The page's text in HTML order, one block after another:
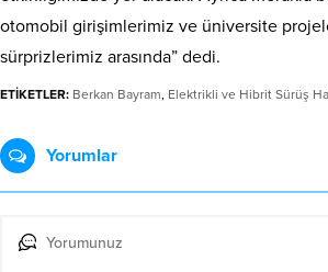
otomobil girişimlerimiz ve üniversite
sürprizlerimiz arasında” dedi.
ETİKETLER: Berkan Bayram, Elektrikli ve Hibrit Sürüş
Yorumlar